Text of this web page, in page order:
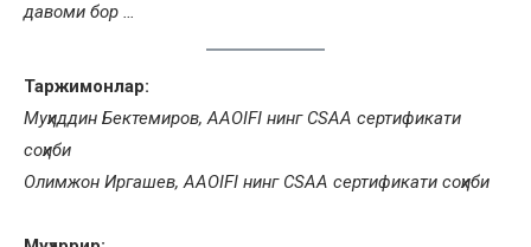
давоми бор …
Таржимонлар:
Муҳиддин Бектемиров, AAOIFI нинг CSAA сертификати
соҳиби
Олимжон Иргашев, AAOIFI нинг CSAA сертификати соҳиби